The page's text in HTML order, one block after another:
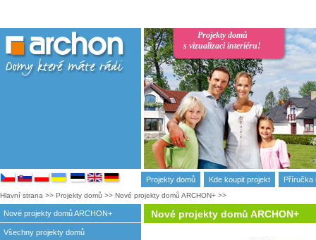
Projekty domů
s vizualizaci interiéru!
Projekty domů Kde koupit projekt Příručka
Hlavní strana >> Projekty domů >> Nové projekty domů ARCHON+ >>
Nové projekty domů ARCHON+
Všechny projekty domů
Nové projekty domů ARCHON+